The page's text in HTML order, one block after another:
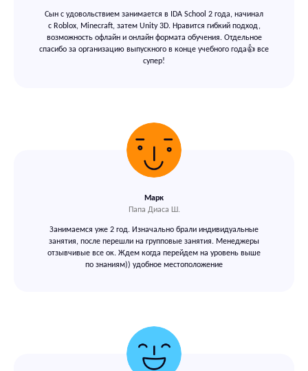
Сын с удовольствием занимается в IDA School 2 года, начинал
с Roblox, Minecraft, затем Unity 3D. Нравится гибкий подход,
возможность офлайн и онлайн формата обучения. Отдельное
спасибо за организацию выпускного в конце учебного года👍 все
супер!
Марк
Папа Диаса Ш.
Занимаемся уже 2 год. Изначально брали индивидуальные
занятия, после перешли на групповые занятия. Менеджеры
отзывчивые все ок. Ждем когда перейдем на уровень выше
по знаниям)) удобное местоположение
м. Ленинский проспект, Ленинский
проспект, 38А
м. Спортивная, ул. Хамовнический вал, 12
м. Черкизовская, ул. Амурская, 1А, корп.4
Москва-Сити, ОКО-II коворкинг «Business